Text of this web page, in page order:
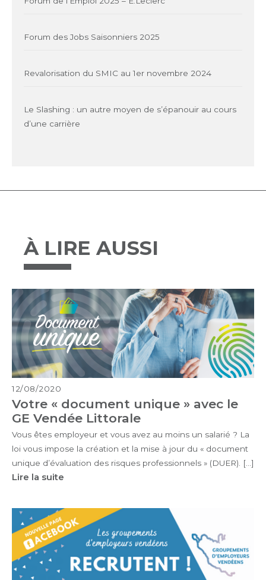
Forum des Jobs Saisonniers 2025
Revalorisation du SMIC au 1er novembre 2024
Le Slashing : un autre moyen de s’épanouir au cours
d’une carrière
À LIRE AUSSI
12/08/2020
Votre « document unique » avec le
GE Vendée Littorale
Vous êtes employeur et vous avez au moins un salarié ? La
loi vous impose la création et la mise à jour du « document
unique d’évaluation des risques professionnels » (DUER). […]
Lire la suite